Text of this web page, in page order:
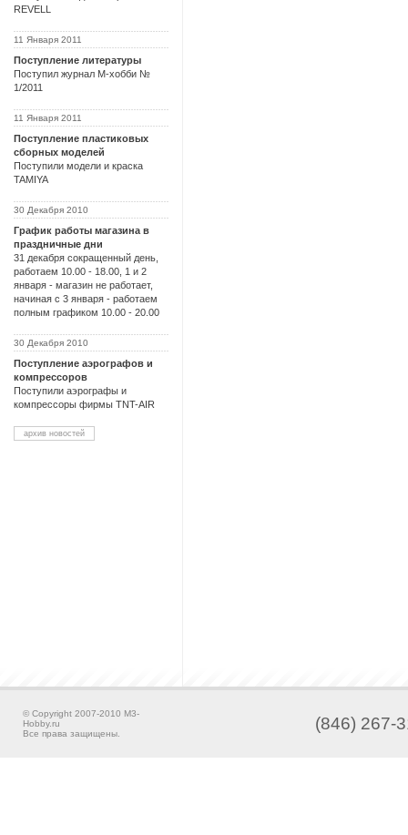
REVELL
11 Января 2011
Поступление литературы
Поступил журнал М-хобби №
1/2011
11 Января 2011
Поступление пластиковых
сборных моделей
Поступили модели и краска
TAMIYA
30 Декабря 2010
График работы магазина в
праздничные дни
31 декабря сокращенный день,
работаем 10.00 - 18.00, 1 и 2
января - магазин не работает,
начиная с 3 января - работаем
полным графиком 10.00 - 20.00
30 Декабря 2010
Поступление аэрографов и
компрессоров
Поступили аэрографы и
компрессоры фирмы TNT-AIR
архив новостей
© Copyright 2007-2010 M3-
Hobby.ru
Все права защищены.
(846) 267-